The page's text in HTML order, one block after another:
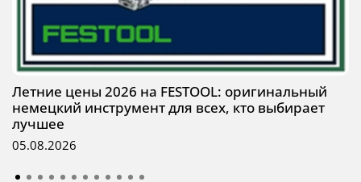
Летние цены 2026 на FESTOOL: оригинальный
немецкий инструмент для всех, кто выбирает
лучшее
05.08.2026